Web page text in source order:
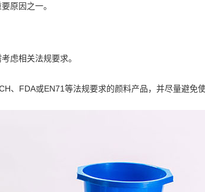
原因之一。
虑相关法规要求。
、FDA或EN71等法规要求的颜料产品，并尽量避免